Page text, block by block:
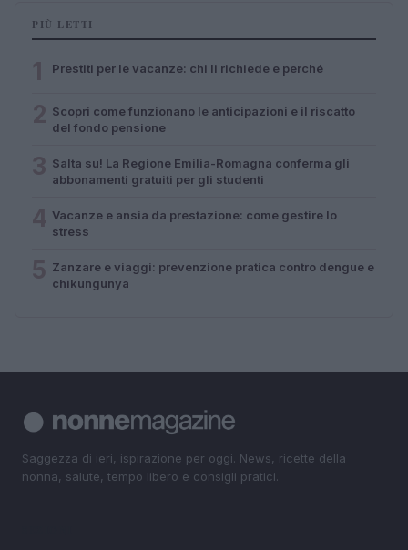
PIÙ LETTI
Prestiti per le vacanze: chi li richiede e perché
Scopri come funzionano le anticipazioni e il riscatto
del fondo pensione
Salta su! La Regione Emilia-Romagna conferma gli
abbonamenti gratuiti per gli studenti
Vacanze e ansia da prestazione: come gestire lo
stress
Zanzare e viaggi: prevenzione pratica contro dengue e
chikungunya
Saggezza di ieri, ispirazione per oggi. News, ricette della
nonna, salute, tempo libero e consigli pratici.